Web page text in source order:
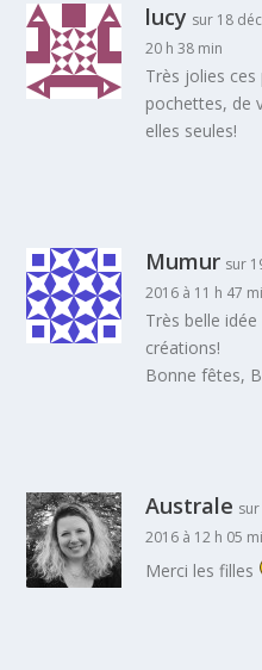
lucy sur 18
20 h 38 min
Très jolies ces
pochettes, de
elles seules!
Mumur sur
2016 à 11 h 47
Très belle
créations!
Bonne fêtes,
Australe
2016 à 12 h 05
Merci les filles